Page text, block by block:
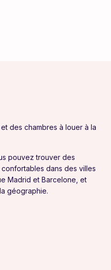
des chambres à louer à la
pouvez trouver des
dans des villes
Madrid et Barcelone, et
géographie.